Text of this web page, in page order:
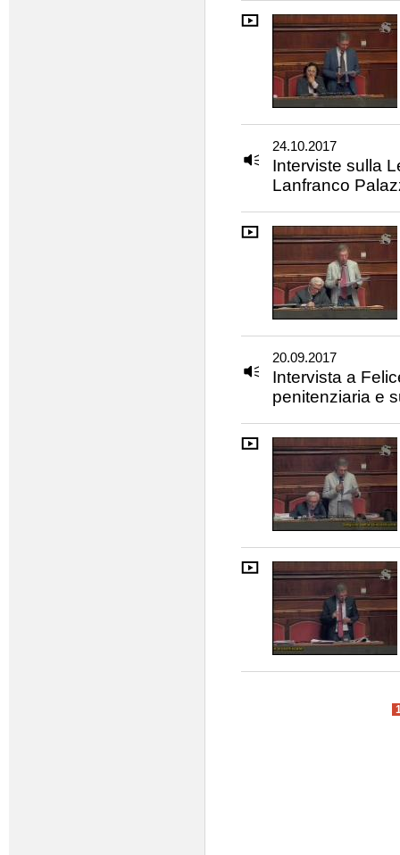
24.10.2017
Interviste sulla
Lanfranco
20.09.2017
Intervista a
penitenziaria e